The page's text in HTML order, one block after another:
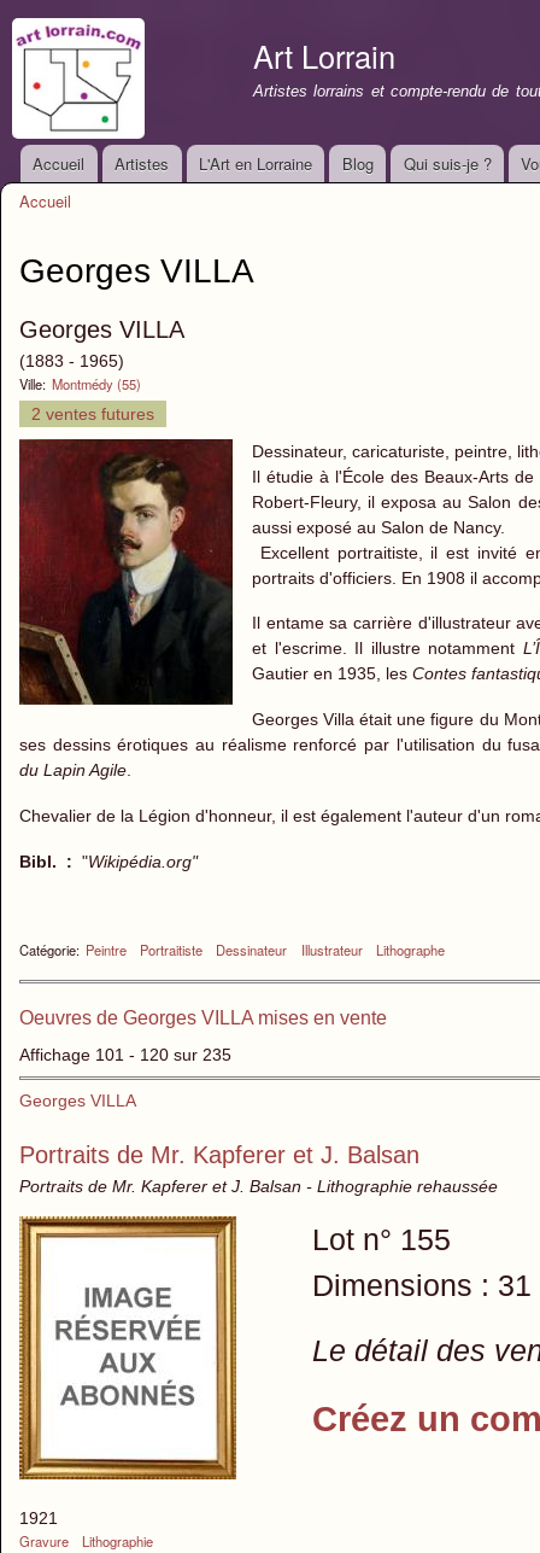
Art Lorrain
Artistes lorrains et compte-rendu de
Menu principal
Accueil Artistes L'Art en Lorraine Blog Qui suis-je ?
Accueil
Georges VILLA
Georges VILLA
(1883 - 1965)
Ville: Montmédy (55)
2 ventes futures
Dessinateur, caricaturiste, peintre,
Il étudie à l'École des Beaux-Arts
Robert-Fleury, il exposa au Salon
aussi exposé au Salon de Nancy.
Excellent portraitiste, il est invité
portraits d'officiers. En 1908 il
Il entame sa carrière d'illustrateur
et l'escrime. Il illustre notamment
Gautier en 1935, les Contes
Georges Villa était une figure du
ses dessins érotiques au réalisme renforcé par l'utilisation du
du Lapin Agile
Chevalier de la Légion d'honneur, il est également l'auteur d'un
Bibl. : "Wikipédia.org"
Catégorie: Peintre Portraitiste Dessinateur Illustrateur Lithographe
Oeuvres de Georges VILLA mises en vente
Affichage 101 - 120 sur 235
Georges VILLA
Portraits de Mr. Kapferer et J. Balsan
Portraits de Mr. Kapferer et J. Balsan - Lithographie rehaussée
1921
Gravure
Lithographie
Lot n° 155
Dimensions :
Le détail des
Créez un